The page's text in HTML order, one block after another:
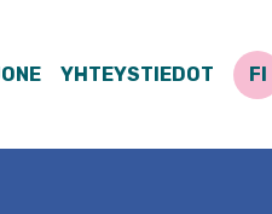
YHTEYSTIEDOT FI